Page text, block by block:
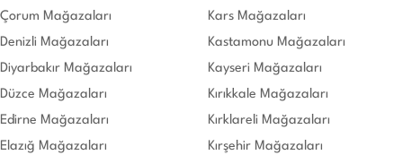
Çorum Mağazaları
Denizli Mağazaları
Diyarbakır Mağazaları
Düzce Mağazaları
Edirne Mağazaları
Elazığ Mağazaları
Kars Mağazaları
Kastamonu Mağazaları
Kayseri Mağazaları
Kırıkkale Mağazaları
Kırklareli Mağazaları
Kırşehir Mağazaları